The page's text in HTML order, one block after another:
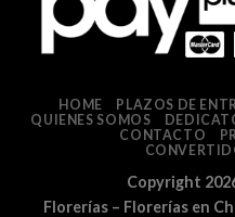
HOME PLAZOS DE
QUIENES SOMOS
CONTACTO
Copyright
Florerías – Florerías en